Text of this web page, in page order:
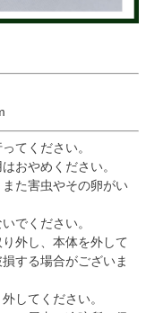
てください。
おやめください。
た害虫やその卵がい
でください。
外し、本体を外して
する場合がございま
してください。